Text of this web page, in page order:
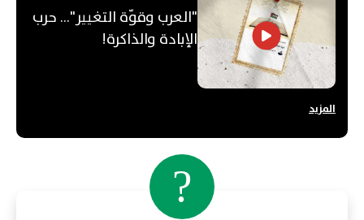
"العرب وقوّة التغيير"... حرب
الإبادة والذاكرة!
المزيد
?